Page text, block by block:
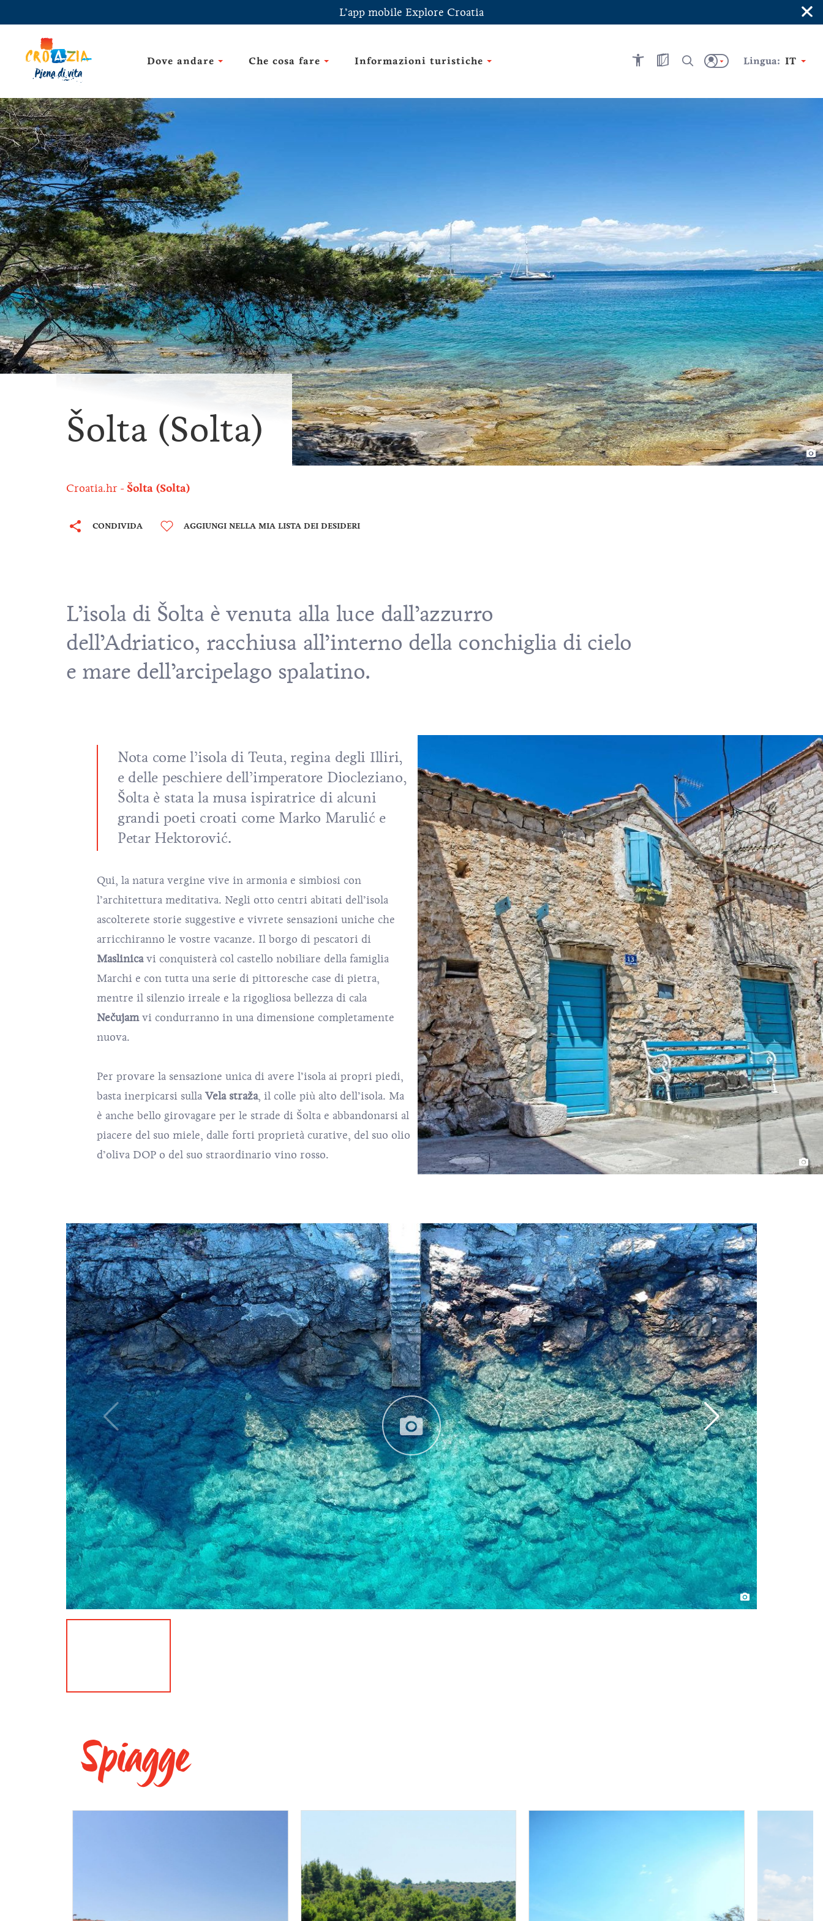
L’app mobile Explore Croatia ×
Dove andare Che cosa fare Informazioni turistiche Lingua: IT
Šolta (Solta)
Croatia.hr Šolta (Solta)
CONDIVIDA AGGIUNGI NELLA MIA LISTA DEI DESIDERI
L’isola di Šolta è venuta alla luce dall’azzurro
dell’Adriatico, racchiusa all’interno della conchiglia di cielo
e mare dell’arcipelago spalatino.
Nota comel’isola di Teuta, regina degli Illiri,
e delle peschiere dell’imperatore Diocleziano,
Šolta è stata la musa ispiratrice di alcuni
grandi poeti croati come Marko Marulić e
Petar Hektorović.
Qui, la natura vergine vive in armonia e simbiosi con
l’architettura meditativa. Negli otto centri abitati dell’isola
ascolterete storie suggestive e vivrete sensazioni uniche che
arricchiranno le vostre vacanze. Il borgo di pescatori di
Maslinicavi conquisterà col castello nobiliare della famiglia
Marchi e con tutta una serie di pittoresche case di pietra,
mentre il silenzio irreale e la rigogliosa bellezza di cala
Nečujamvi condurranno in una dimensione completamente
nuova.
Per provare la sensazione unica di avere l’isola ai propri piedi,
basta inerpicarsi sulla Vela straža, il colle più alto dell’isola. Ma
è anche bello girovagare per le strade di Šolta e abbandonarsi al
piacere del suo miele, dalle forti proprietà curative, del suo olio
d’oliva DOP o del suo straordinario vino rosso.
Spiagge